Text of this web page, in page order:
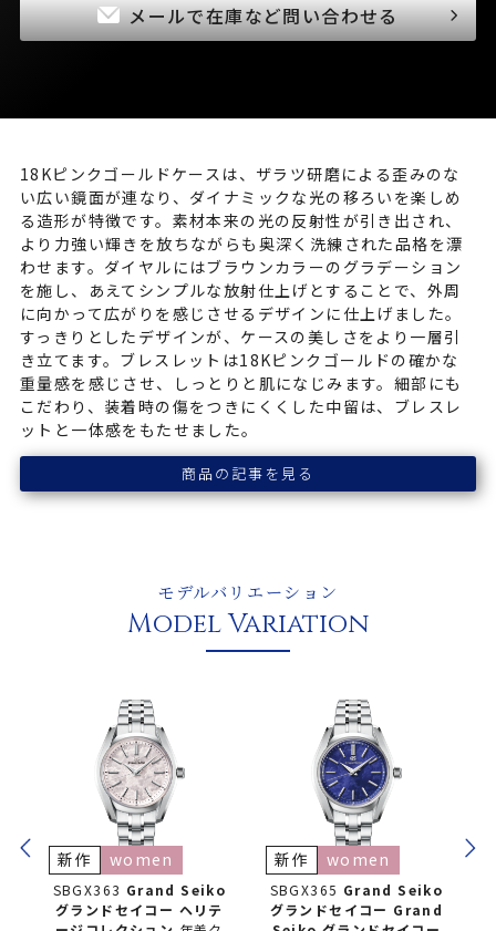
メールで在庫など問い合わせる
18Kピンクゴールドケースは、ザラツ研磨による歪みのな
い広い鏡面が連なり、ダイナミックな光の移ろいを楽しめ
る造形が特徴です。素材本来の光の反射性が引き出され、
より力強い輝きを放ちながらも奥深く洗練された品格を漂
わせます。ダイヤルにはブラウンカラーのグラデーション
を施し、あえてシンプルな放射仕上げとすることで、外周
に向かって広がりを感じさせるデザインに仕上げました。
すっきりとしたデザインが、ケースの美しさをより一層引
き立てます。ブレスレットは18Kピンクゴールドの確かな
重量感を感じさせ、しっとりと肌になじみます。細部にも
こだわり、装着時の傷をつきにくくした中留は、ブレスレ
ットと一体感をもたせました。
商品の記事を見る
モデルバリエーション
Model Variation
SBGX365 Grand Seiko
グランドセイコー Grand
新作 women
SBGA201 Grand Seiko
グランドセイコー ヘリテ